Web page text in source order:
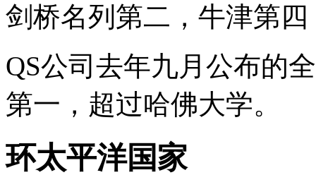
剑桥名列第二，牛津第
QS公司去年九月公布的
第一，超过哈佛大学。
环太平洋国家